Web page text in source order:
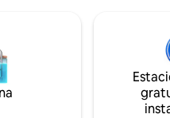
impresionantes y experiencias
inolvidables. Despierta
del pastoreo de ovejas y la
de tus propias vacas
que puedes alimentar para una